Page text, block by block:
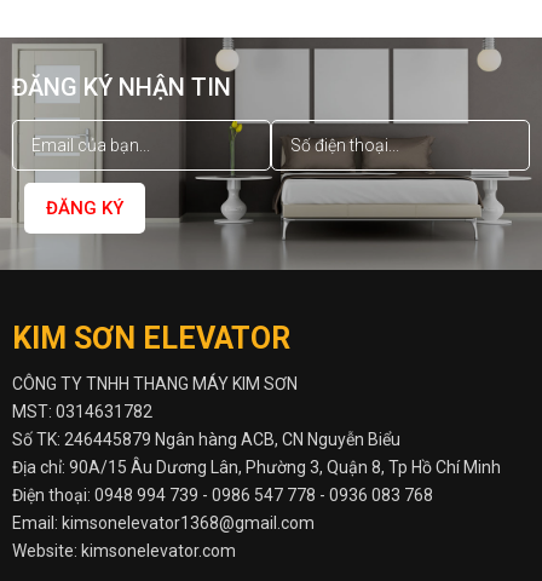
ĐĂNG KÝ NHẬN TIN
ĐĂNG KÝ
KIM SƠN ELEVATOR
CÔNG TY TNHH THANG MÁY KIM SƠN
MST: 0314631782
Số TK: 246445879 Ngân hàng ACB, CN Nguyễn Biểu
Địa chỉ: 90A/15 Âu Dương Lân, Phường 3, Quận 8, Tp Hồ Chí Minh
Điện thoại: 0948 994 739 - 0986 547 778 - 0936 083 768
Email: kimsonelevator1368@gmail.com
Website: kimsonelevator.com